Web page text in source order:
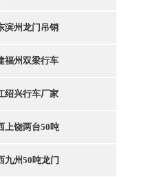
滨州龙门吊销
福州双梁行车
绍兴行车厂家
上饶两台50吨
九州50吨龙门